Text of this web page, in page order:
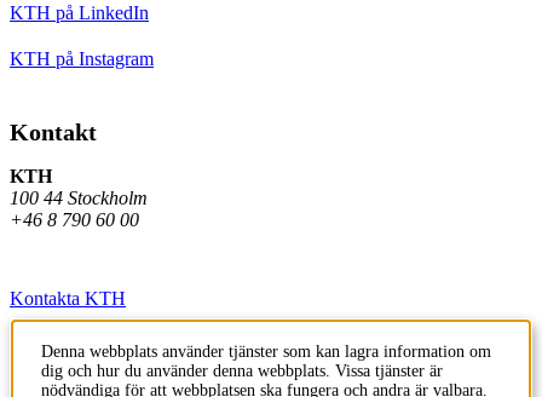
KTH på LinkedIn
KTH på Instagram
Kontakt
KTH
100 44 Stockholm
+46 8 790 60 00
Kontakta KTH
Jobba på KTH
Press och media
Denna webbplats använder tjänster som kan lagra information om
dig och hur du använder denna webbplats. Vissa tjänster är
nödvändiga för att webbplatsen ska fungera och andra är valbara.